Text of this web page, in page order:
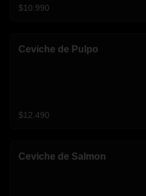
$10.990
Ceviche de Pulpo
$12.490
Ceviche de Salmon